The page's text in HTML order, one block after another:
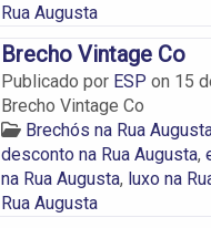
Rua Augusta
Brecho Vintage Co
Publicado por ESP on 15
Brecho Vintage Co
Brechós na Rua
desconto na Rua Augusta,
na Rua Augusta, luxo na
Rua Augusta